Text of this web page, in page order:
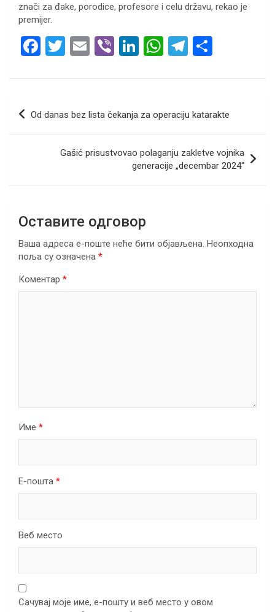
znači za đake, porodice, profesore i celu državu, rekao je
premijer.
F
ce
b
o
T
tt
er
E
ail
Vi
er
Li
ke
n
W
at
A
p
p
T
e
gr
a
m
ar
e
Кретање
Od danas bez lista čekanja za operaciju katarakte
Gašić prisustvovao polaganju zakletve vojnika
generacije „decembar 2024“
Оставите одговор
Ваша адреса е-поште неће бити објављена. Неопходна
поља су означена *
Коментар *
Име *
Е-пошта *
Веб место
Сачувај моје име, е-пошту и веб место у овом